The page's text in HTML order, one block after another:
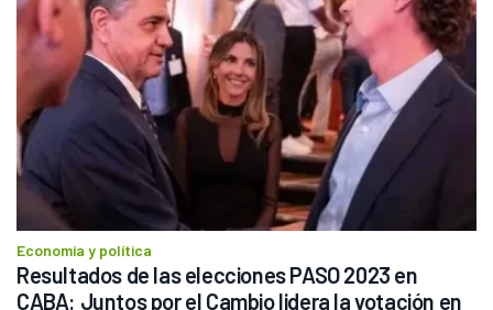
Economía y política
Resultados de las elecciones PASO 2023 en
CABA: Juntos por el Cambio lidera la votación en